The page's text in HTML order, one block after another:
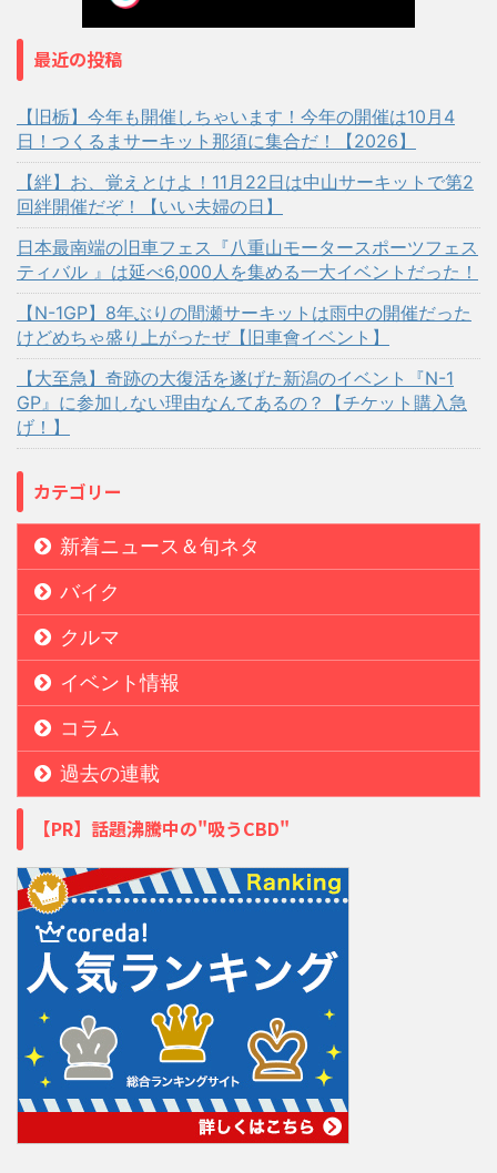
最近の投稿
【旧栃】今年も開催しちゃいます！今年の開催は10月4
日！つくるまサーキット那須に集合だ！【2026】
【絆】お、覚えとけよ！11月22日は中山サーキットで第2
回絆開催だぞ！【いい夫婦の日】
日本最南端の旧車フェス『八重山モータースポーツフェス
ティバル 』は延べ6,000人を集める一大イベントだった！
【N-1GP】8年ぶりの間瀬サーキットは雨中の開催だった
けどめちゃ盛り上がったぜ【旧車會イベント】
【大至急】奇跡の大復活を遂げた新潟のイベント『N-1
GP』に参加しない理由なんてあるの？【チケット購入急
げ！】
カテゴリー
新着ニュース＆旬ネタ
バイク
クルマ
イベント情報
コラム
過去の連載
【PR】話題沸騰中の"吸うCBD"